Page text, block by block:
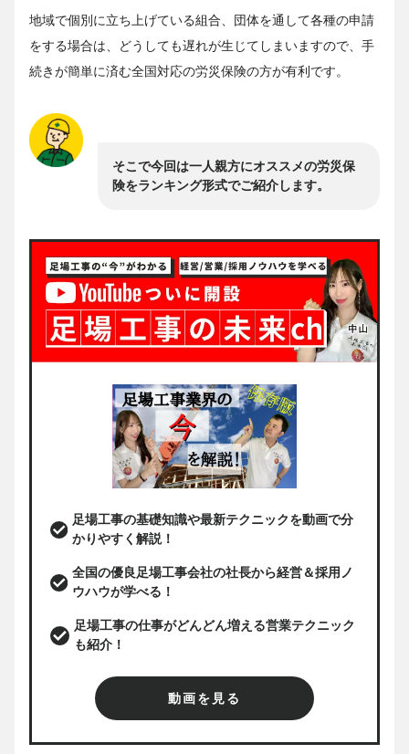
地域で個別に立ち上げている組合、団体を通して各種の申請
をする場合は、どうしても遅れが生じてしまいますので、手
続きが簡単に済む全国対応の労災保険の方が有利です。
そこで今回は一人親方にオススメの労災保
険をランキング形式でご紹介します。
足場工事の基礎知識や最新テクニックを動画で分
かりやすく解説！
全国の優良足場工事会社の社長から経営＆採用ノ
ウハウが学べる！
足場工事の仕事がどんどん増える営業テクニック
も紹介！
動画を見る